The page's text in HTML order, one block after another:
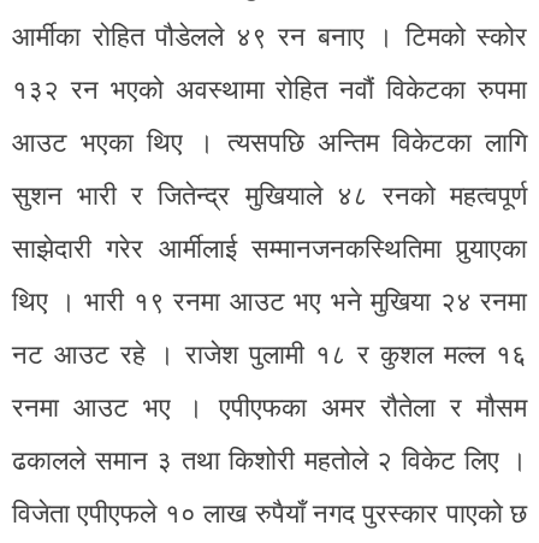
आर्मीका रोहित पौडेलले ४९ रन बनाए । टिमको स्कोर
१३२ रन भएको अवस्थामा रोहित नवौं विकेटका रुपमा
आउट भएका थिए । त्यसपछि अन्तिम विकेटका लागि
सुशन भारी र जितेन्द्र मुखियाले ४८ रनको महत्वपूर्ण
साझेदारी गरेर आर्मीलाई सम्मानजनकस्थितिमा पुर्‍याएका
थिए । भारी १९ रनमा आउट भए भने मुखिया २४ रनमा
नट आउट रहे । राजेश पुलामी १८ र कुशल मल्ल १६
रनमा आउट भए । एपीएफका अमर रौतेला र मौसम
ढकालले समान ३ तथा किशोरी महतोले २ विकेट लिए ।
विजेता एपीएफले १० लाख रुपैयाँ नगद पुरस्कार पाएको छ